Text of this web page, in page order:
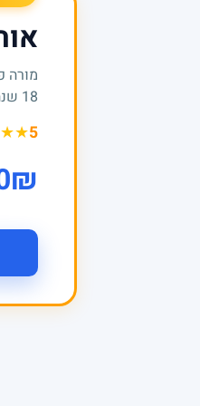
מורה
18 שנה ניסיון ורצון גדול להוביל אותך להצלחות
★★5
₪